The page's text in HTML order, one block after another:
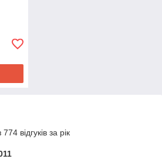
відгуків за рік